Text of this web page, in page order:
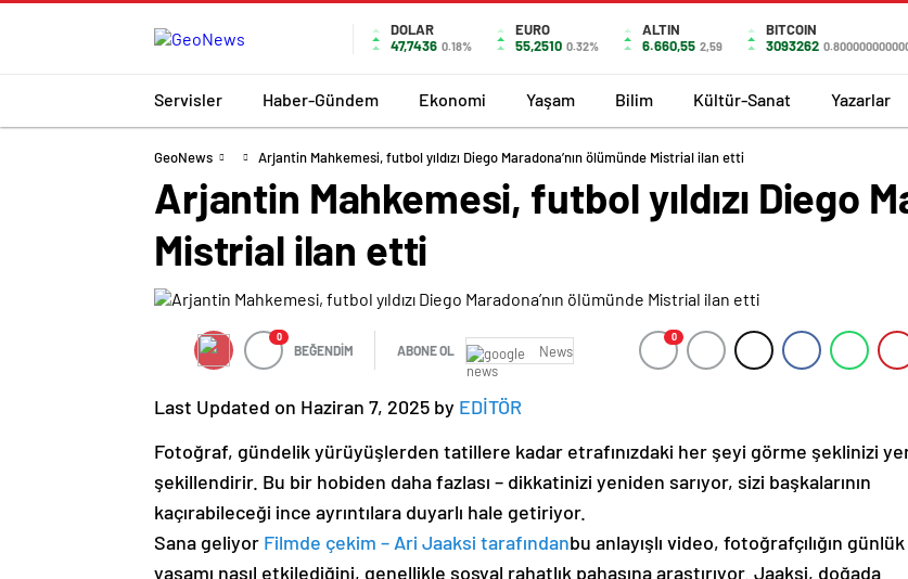
DOLAR
47,7436 0.18%
EURO
55,2510 0.32%
ALTIN
6.660,55 2,59
BITCOIN
3093262
Servisler Haber-Gündem Ekonomi Yaşam Bilim Kültür-Sanat Yazarlar
GeoNews Arjantin Mahkemesi, futbol yıldızı Diego Maradona’nın ölümünde Mistrial ilan etti
Arjantin Mahkemesi, futbol yıldızı Diego
Mistrial ilan etti
0
BEĞENDİM ABONE OL News
0
Last Updated on Haziran 7, 2025 by EDİTÖR
Fotoğraf, gündelik yürüyüşlerden tatillere kadar etrafınızdaki her şeyi görme şeklinizi
şekillendirir. Bu bir hobiden daha fazlası – dikkatinizi yeniden sarıyor, sizi başkalarının
kaçırabileceği ince ayrıntılara duyarlı hale getiriyor.
Sana geliyor Filmde çekim – Ari Jaaksi tarafındanbu anlayışlı video, fotoğrafçılığın günlük
yaşamı nasıl etkilediğini, genellikle sosyal rahatlık pahasına araştırıyor. Jaaksi, doğada